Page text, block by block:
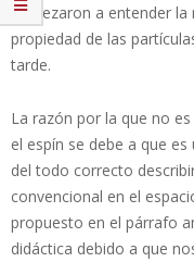
empezaron a entender
propiedad de las
tarde.
La razón por la que no
el espín se debe a que
del todo correcto
convencional en el
propuesto en el párrafo
didáctica debido a que